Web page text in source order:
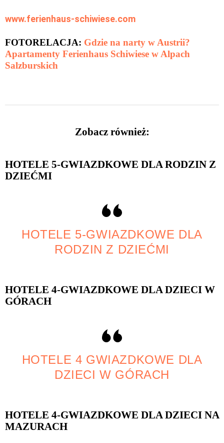
www.ferienhaus-schiwiese.com
FOTORELACJA: Gdzie na narty w Austrii?
Apartamenty Ferienhaus Schiwiese w Alpach
Salzburskich
Zobacz również:
HOTELE 5-GWIAZDKOWE DLA RODZIN Z
DZIEĆMI
HOTELE 5-GWIAZDKOWE DLA
RODZIN Z DZIEĆMI
HOTELE 4-GWIAZDKOWE DLA DZIECI W
GÓRACH
HOTELE 4 GWIAZDKOWE DLA
DZIECI W GÓRACH
HOTELE 4-GWIAZDKOWE DLA DZIECI NA
MAZURACH